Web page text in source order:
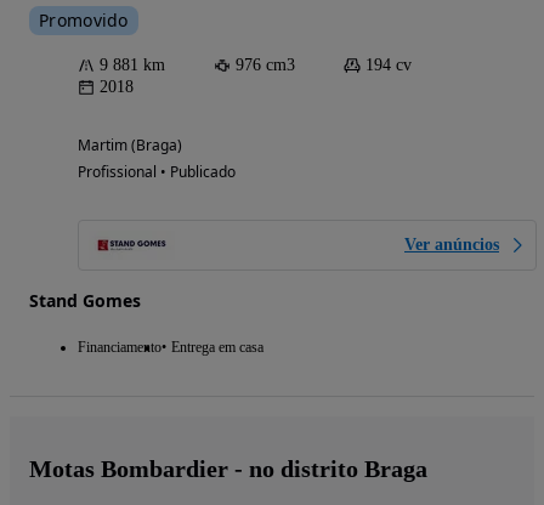
Promovido
9 881 km 976 cm3
194 cv
2018
Martim (Braga)
Profissional • Publicado
Ver anúncios
Stand Gomes
Financiamento Entrega em casa
Motas Bombardier - no distrito Braga